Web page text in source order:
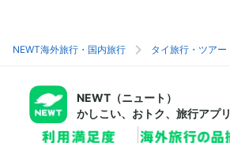
NEWT海外旅行・国内旅行 タイ旅行・ツアー
NEWT（ニュート）
かしこい、おトク、旅行アプリ